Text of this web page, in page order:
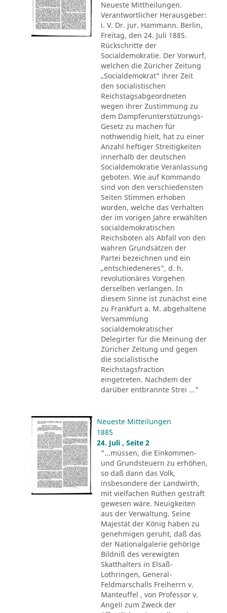
Neueste Mittheilungen.
Verantwortlicher Herausgeber:
i. V. Dr. jur. Hammann. Berlin,
Freitag, den 24. Juli 1885.
Rückschritte der
Socialdemokratie. Der Vorwurf,
welchen die Züricher Zeitung
„Socialdemokrat" ihrer Zeit
den socialistischen
Reichstagsabgeordneten
wegen ihrer Zustimmung zu
dem Dampferunterstützungs-
Gesetz zu machen für
nothwendig hielt, hat zu einer
Anzahl heftiger Streitigkeiten
innerhalb der deutschen
Socialdemokratie Veranlassung
geboten. Wie auf Kommando
sind von den verschiedensten
Seiten Stimmen erhoben
worden, welche das Verhalten
der im vorigen Jahre erwählten
socialdemokratischen
Reichsboten als Abfall von den
wahren Grundsätzen der
Partei bezeichnen und ein
„entschiedeneres", d. h.
revolutionäres Vorgehen
derselben verlangen. In
diesem Sinne ist zunächst eine
zu Frankfurt a. M. abgehaltene
Versammlung
socialdemokratischer
Delegirter für die Meinung der
Züricher Zeitung und gegen
die socialistische
Reichstagsfraction
eingetreten. Nachdem der
darüber entbrannte Strei ..."
Neueste Mitteilungen
1885
24. Juli , Seite 2
"...müssen, die Einkommen-
und Grundsteuern zu erhöhen,
so daß dann das Volk,
insbesondere der Landwirth,
mit vielfachen Ruthen gestraft
gewesen wäre. Neuigkeiten
aus der Verwaltung. Seine
Majestät der König haben zu
genehmigen geruht, daß das
der Nationalgalerie gehörige
Bildniß des verewigten
Skatthalters in Elsaß-
Lothringen, General-
Feldmarschalls Freiherrn v.
Manteuffel , von Professor v.
Angeli zum Zweck der